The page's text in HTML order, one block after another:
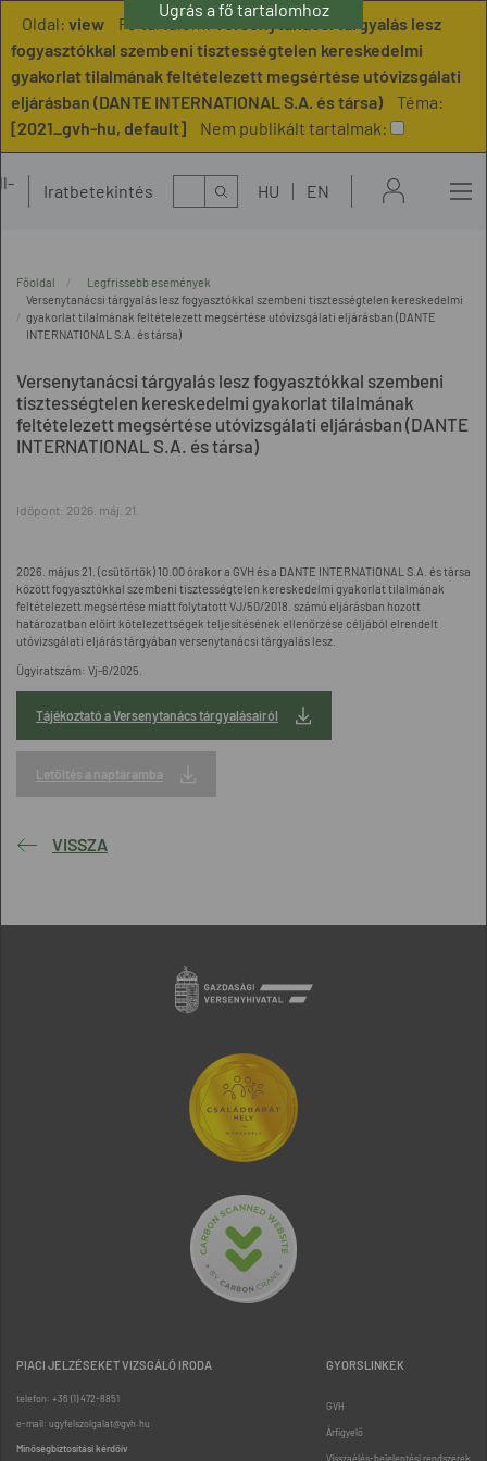
Oldal: view Fő tartalom: Versenytanácsi tárgyalás lesz
fogyasztókkal szembeni tisztességtelen kereskedelmi
gyakorlat tilalmának feltételezett megsértése utóvizsgálati
eljárásban (DANTE INTERNATIONAL S.A. és társa)
Téma:
[2021_gvh-hu, default]
Nem publikált tartalmak:
Ugrás a menühöz
Ugrás a fő tartalomhoz
Iratbetekintés Kereső HU EN
Főoldal
Legfrissebb események
Versenytanácsi tárgyalás lesz fogyasztókkal szembeni tisztességtelen kereskedelmi
gyakorlat tilalmának feltételezett megsértése utóvizsgálati eljárásban (DANTE
INTERNATIONAL S.A. és társa)
Versenytanácsi tárgyalás lesz fogyasztókkal szembeni
tisztességtelen kereskedelmi gyakorlat tilalmának
feltételezett megsértése utóvizsgálati eljárásban (DANTE
INTERNATIONAL S.A. és társa)
Időpont: 2026. máj. 21.
2026. május 21. (csütörtök) 10.00 órakor a GVH és a DANTE INTERNATIONAL S.A. és társa
között fogyasztókkal szembeni tisztességtelen kereskedelmi gyakorlat tilalmának
feltételezett megsértése miatt folytatott VJ/50/2018. számú eljárásban hozott
határozatban előírt kötelezettségek teljesítésének ellenőrzése céljából elrendelt
utóvizsgálati eljárás tárgyában versenytanácsi tárgyalás lesz.
Ügyiratszám: Vj-6/2025.
Tájékoztató a Versenytanács tárgyalásairól
Letöltés a naptáramba
VISSZA
PIACI JELZÉSEKET VIZSGÁLÓ IRODA
telefon: +36 (1) 472-8851
e-mail: ugyfelszolgalat@gvh.hu
Minőségbiztosítási kérdőív
GYORSLINKEK
GVH
Árfigyelő